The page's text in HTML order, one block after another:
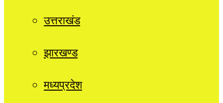
उत्तराखंड
झारखण्ड
मध्यप्रदेश